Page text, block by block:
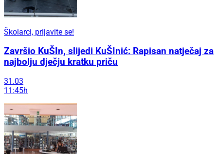
Školarci, prijavite se!
Završio KuŠIn, slijedi KuŠInić: Rapisan natječaj za
najbolju dječju kratku priču
31.03
11:45h